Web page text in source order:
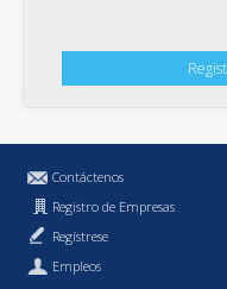
Contáctenos
Registro de Empresas
Regístrese
Empleos